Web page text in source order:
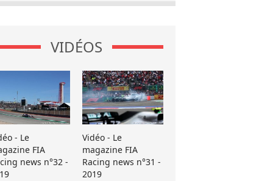
VIDÉOS
- Le
FIA
news n°32 -
Vidéo - Le
magazine FIA
Racing news n°31 -
2019